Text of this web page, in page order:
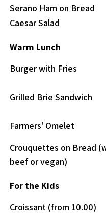
Serano Ham on Bread
Caesar Salad
Warm Lunch
Burger with Fries
Grilled Brie Sandwich
Farmers' Omelet
Crouquettes on Bread
beef or vegan)
For the Kids
Croissant (from 10.00)